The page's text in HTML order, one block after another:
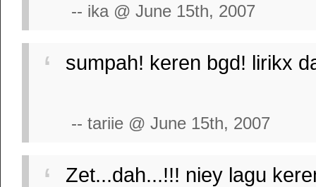
-- ika @ June 15th, 2007
sumpah! keren bgd! lirikx
-- tariie @ June 15th, 2007
Zet...dah...!!! niey lagu